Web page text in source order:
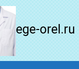
ege-orel.ru